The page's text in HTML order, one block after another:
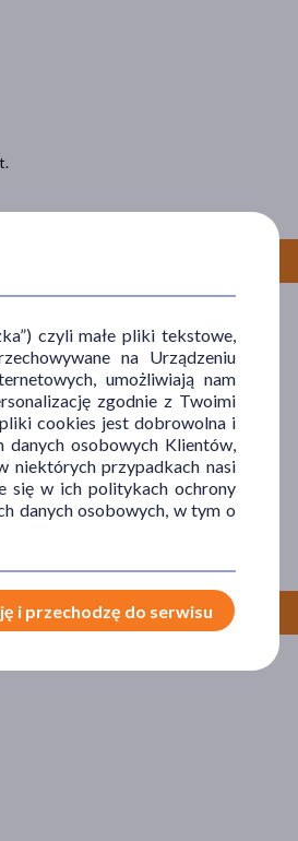
L, 1 szt.
czyli małe pliki tekstowe,
na Urządzeniu
umożliwiają nam
zgodnie z Twoimi
cookies jest dobrowolna i
osobowych Klientów,
niektórych przypadkach nasi
się w ich politykach ochrony
danych osobowych, w tym o
i przechodzę do serwisu